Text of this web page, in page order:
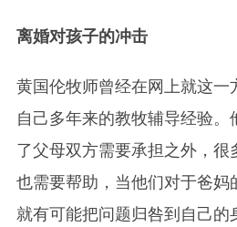
离婚对孩子的冲击
黄国伦牧师曾经在网上就这一
自己多年来的教牧辅导经验。
了父母双方需要承担之外，很
也需要帮助，当他们对于爸妈
就有可能把问题归咎到自己的